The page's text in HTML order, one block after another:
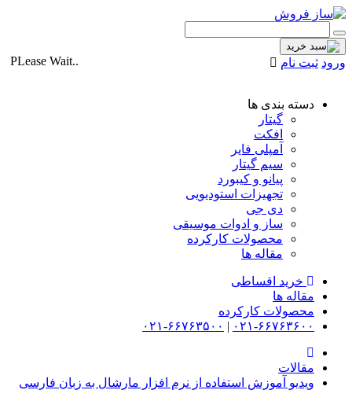
PLease Wait.. ورود ثبت نام
دسته بندی ها
گیتار
افکت
آمپلی فایر
سیم گیتار
پیانو و کیبورد
تجهیزات استودیویی
دی جی
ساز و ادوات موسیقی
محصولات کارکرده
مقاله ها
خرید اقساطی
مقاله ها
محصولات کارکرده
۰۲۱-۶۶۷۶۳۶۰۰ | ۰۲۱-۶۶۷۶۳۵۰۰
مقالات
ویدیو آموزش استفاده از نرم افزار مارشال به زبان فارسی